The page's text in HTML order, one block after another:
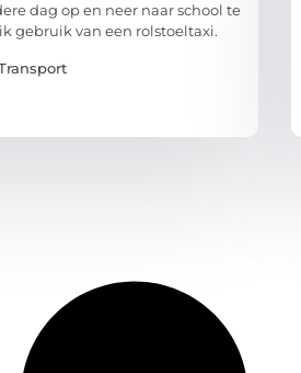
dag op en neer naar school te
gebruik van een rolstoeltaxi.